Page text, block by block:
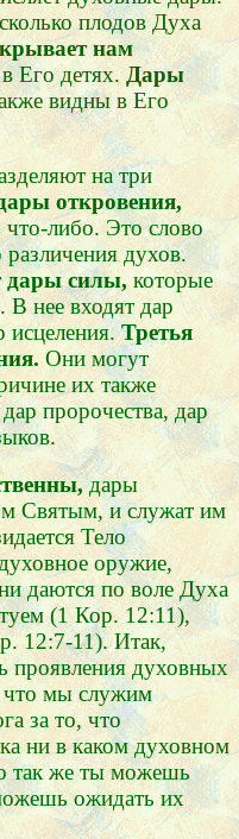
плодов Духа
нам
Его детях.Дары
видны в Его
на три
откровения,
либо. Это слово
духов.
дары силы,которые
В нее входят дар
исцеления.Третья
Они могут
их также
пророчества, дар
дары
Святым, и служат им
Тело
оружие,
даются по воле Духа
(1 Кор. 12:11),
12:7-11). Итак,
проявления духовных
что мы служим
за то, что
ни в каком духовном
так же ты можешь
ожидать их